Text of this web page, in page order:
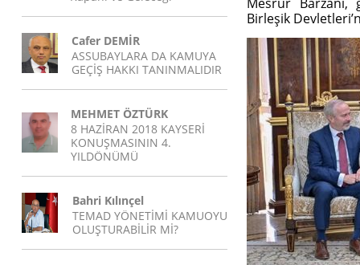
Cafer DEMİR
ASSUBAYLARA DA KAMUYA
GEÇİŞ HAKKI TANINMALIDIR
MEHMET ÖZTÜRK
8 HAZİRAN 2018 KAYSERİ
KONUŞMASININ 4.
YILDÖNÜMÜ
Bahri Kılınçel
TEMAD YÖNETİMİ KAMUOYU
OLUŞTURABİLİR Mİ?
Birleşik